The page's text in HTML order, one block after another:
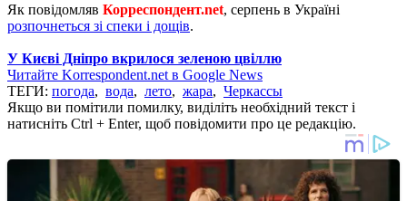
Як повідомляв Корреспондент.net, серпень в Україні
розпочнеться зі спеки і дощів.
У Києві Дніпро вкрилося зеленою цвіллю
Читайте Korrespondent.net в Google News
ТЕГИ: погода, вода, лето, жара, Черкассы
Якщо ви помітили помилку, виділіть необхідний текст і
натисніть Ctrl + Enter, щоб повідомити про це редакцію.